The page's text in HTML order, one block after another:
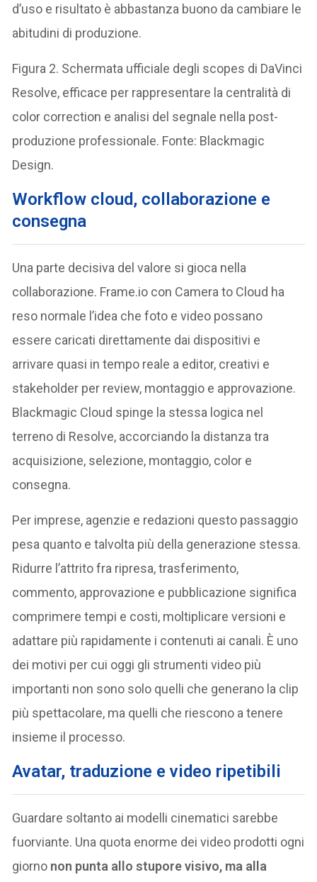
d’uso e risultato è abbastanza buono da cambiare le
abitudini di produzione.
Figura 2. Schermata ufficiale degli scopes di DaVinci
Resolve, efficace per rappresentare la centralità di
color correction e analisi del segnale nella post-
produzione professionale. Fonte: Blackmagic
Design.
Workflow cloud, collaborazione e
consegna
Una parte decisiva del valore si gioca nella
collaborazione. Frame.io con Camera to Cloud ha
reso normale l’idea che foto e video possano
essere caricati direttamente dai dispositivi e
arrivare quasi in tempo reale a editor, creativi e
stakeholder per review, montaggio e approvazione.
Blackmagic Cloud spinge la stessa logica nel
terreno di Resolve, accorciando la distanza tra
acquisizione, selezione, montaggio, color e
consegna.
Per imprese, agenzie e redazioni questo passaggio
pesa quanto e talvolta più della generazione stessa.
Ridurre l’attrito fra ripresa, trasferimento,
commento, approvazione e pubblicazione significa
comprimere tempi e costi, moltiplicare versioni e
adattare più rapidamente i contenuti ai canali. È uno
dei motivi per cui oggi gli strumenti video più
importanti non sono solo quelli che generano la clip
più spettacolare, ma quelli che riescono a tenere
insieme il processo.
Avatar, traduzione e video ripetibili
Guardare soltanto ai modelli cinematici sarebbe
fuorviante. Una quota enorme dei video prodotti ogni
giorno non punta allo stupore visivo, ma alla